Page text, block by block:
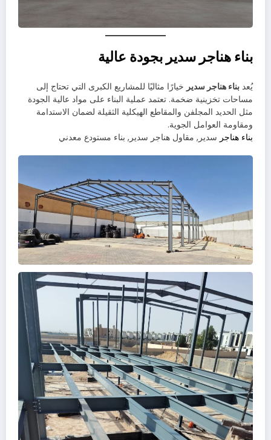
بناء هناجر سدير بجودة عالية
يُعد بناء هناجر سدير خيارًا مثاليًا للمشاريع الكبرى التي تحتاج إلى
مساحات تخزينية ضخمة. تعتمد عملية البناء على مواد عالية الجودة
مثل الحديد المجلفن والمقاطع الهيكلية الثقيلة لضمان الاستدامة
ومقاومة العوامل الجوية.
بناء هناجر سدير, مقاول هناجر سدير, بناء مستودع معدني